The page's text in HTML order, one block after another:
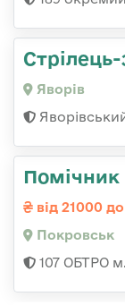
Яворів
Помічник
від 21000
Покровськ
107 ОБТРО